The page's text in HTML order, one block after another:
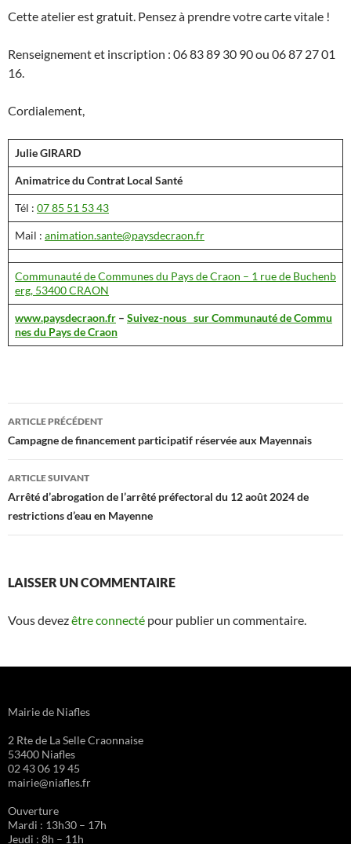
Cette atelier est gratuit. Pensez à prendre votre carte vitale !
Renseignement et inscription : 06 83 89 30 90 ou 06 87 27 01
16.
Cordialement,
Julie GIRARD
Animatrice du Contrat Local Santé
Tél : 07 85 51 53 43
Mail : animation.sante@paysdecraon.fr
Communauté de Communes du Pays de Craon – 1 rue de Buchenb
erg, 53400 CRAON
www.paysdecraon.fr – Suivez-nous sur Communauté de Commu
nes du Pays de Craon
Navigation
des
articles
ARTICLE PRÉCÉDENT
Campagne de financement participatif réservée aux Mayennais
ARTICLE SUIVANT
Arrêté d’abrogation de l’arrêté préfectoral du 12 août 2024 de
restrictions d’eau en Mayenne
LAISSER UN COMMENTAIRE
Vous devezêtre connecté pour publier un commentaire.
Mairie de Niafles
2 Rte de La Selle Craonnaise
53400 Niafles
02 43 06 19 45
mairie@niafles.fr
Ouverture
Mardi : 13h30 – 17h
Jeudi : 8h – 11h